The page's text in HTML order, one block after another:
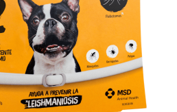
Las
opciones
se
pueden
elegir
en
la